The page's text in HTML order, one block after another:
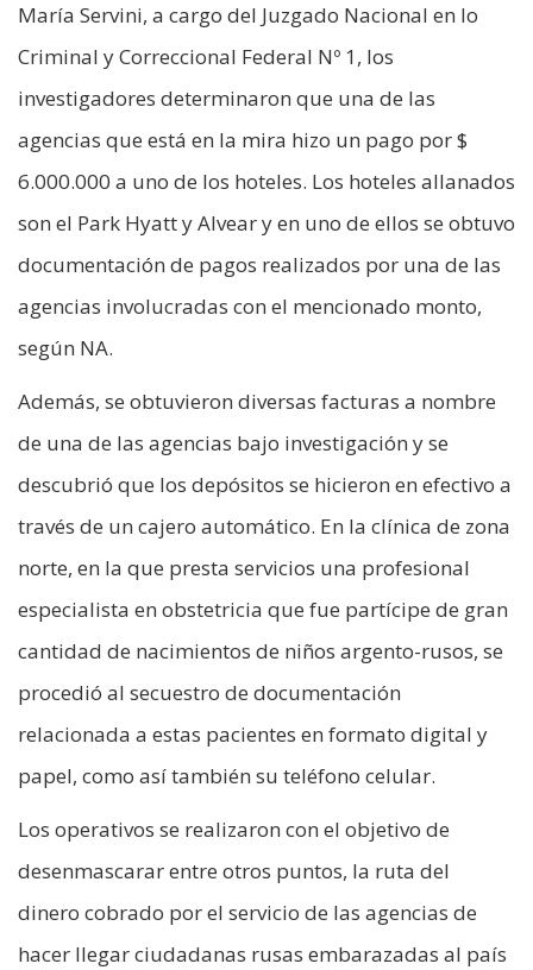
María Servini, a cargo del Juzgado Nacional en lo
Criminal y Correccional Federal Nº 1, los
investigadores determinaron que una de las
agencias que está en la mira hizo un pago por $
6.000.000 a uno de los hoteles. Los hoteles allanados
son el Park Hyatt y Alvear y en uno de ellos se obtuvo
documentación de pagos realizados por una de las
agencias involucradas con el mencionado monto,
según NA.
Además, se obtuvieron diversas facturas a nombre
de una de las agencias bajo investigación y se
descubrió que los depósitos se hicieron en efectivo a
través de un cajero automático. En la clínica de zona
norte, en la que presta servicios una profesional
especialista en obstetricia que fue partícipe de gran
cantidad de nacimientos de niños argento-rusos, se
procedió al secuestro de documentación
relacionada a estas pacientes en formato digital y
papel, como así también su teléfono celular.
Los operativos se realizaron con el objetivo de
desenmascarar entre otros puntos, la ruta del
dinero cobrado por el servicio de las agencias de
hacer llegar ciudadanas rusas embarazadas al país